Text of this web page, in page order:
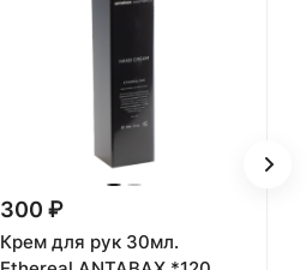
300 ₽
Крем для рук 30мл.